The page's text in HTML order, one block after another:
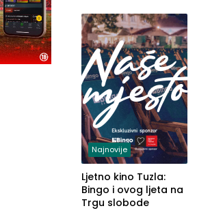
Zvornika
Najnovije
Ljetno kino Tuzla:
Bingo i ovog ljeta na
Trgu slobode